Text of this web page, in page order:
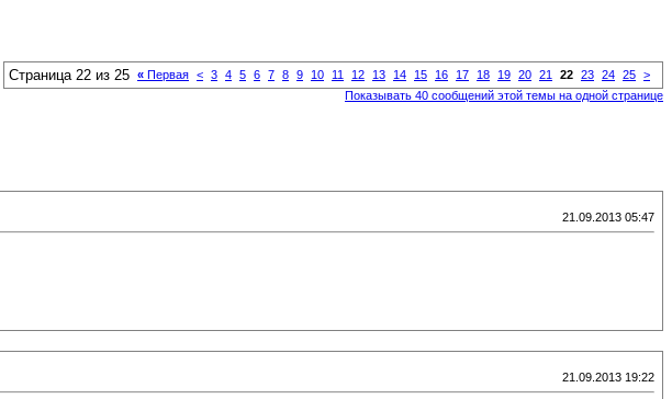
Страница 22 из 25 « Первая < 3 4 5 6 7 8 9 10 11 12 13 14 15 16 17 18 19 20 21 22 23 24 25 >
Показывать 40 сообщений этой темы на одной странице
21.09.2013 05:47
21.09.2013 19:22